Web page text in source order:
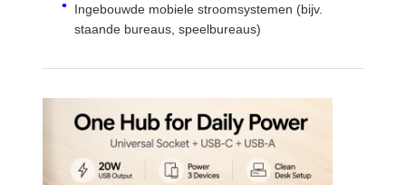
Verwijderde stroomband
Ingebouwde mobiele stroomsystemen (bijv.
staande bureaus, speelbureaus)